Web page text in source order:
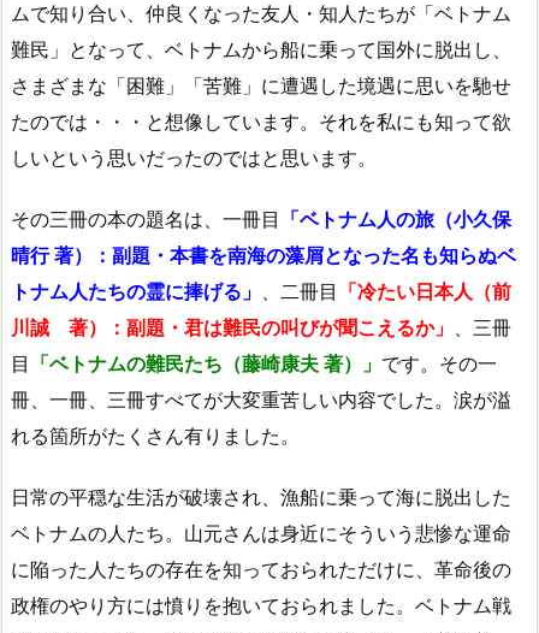
ムで知り合い、仲良くなった友人・知人たちが「ベトナム
難民」となって、ベトナムから船に乗って国外に脱出し、
さまざまな「困難」「苦難」に遭遇した境遇に思いを馳せ
たのでは・・・と想像しています。それを私にも知って欲
しいという思いだったのではと思います。
その三冊の本の題名は、一冊目 「ベトナム人の旅（小久保
晴行 著）：副題・本書を南海の藻屑となった名も知らぬベ
トナム人たちの霊に捧げる」 、二冊目 「冷たい日本人（前
川誠 著）：副題・君は難民の叫びが聞こえるか」 、三冊
目 「ベトナムの難民たち（藤崎康夫 著）」 です。その一
冊、一冊、三冊すべてが大変重苦しい内容でした。涙が溢
れる箇所がたくさん有りました。
日常の平穏な生活が破壊され、漁船に乗って海に脱出した
ベトナムの人たち。山元さんは身近にそういう悲惨な運命
に陥った人たちの存在を知っておられただけに、革命後の
政権のやり方には憤りを抱いておられました。ベトナム戦